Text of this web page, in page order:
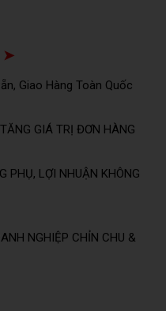
➤
Giao Hàng Toàn Quốc
GIÁ TRỊ ĐƠN HÀNG
PHỤ, LỢI NHUẬN KHÔNG
NGHIỆP CHỈN CHU &